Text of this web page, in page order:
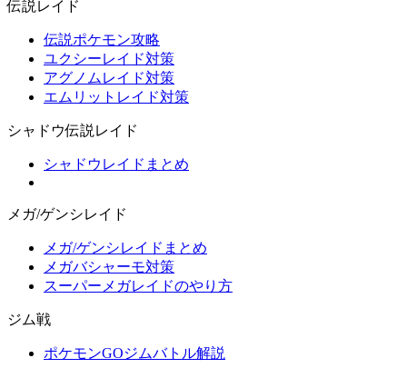
伝説レイド
伝説ポケモン攻略
ユクシーレイド対策
アグノムレイド対策
エムリットレイド対策
シャドウ伝説レイド
シャドウレイドまとめ
メガ/ゲンシレイド
メガ/ゲンシレイドまとめ
メガバシャーモ対策
スーパーメガレイドのやり方
ジム戦
ポケモンGOジムバトル解説